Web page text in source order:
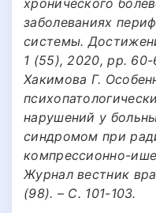
заболеваниях
системы.
1 (55), 2020, pp.
Хакимова Г.
нарушений у
синдромом при
компрессионно-
Журнал вестник
(98). – С. 101-103.